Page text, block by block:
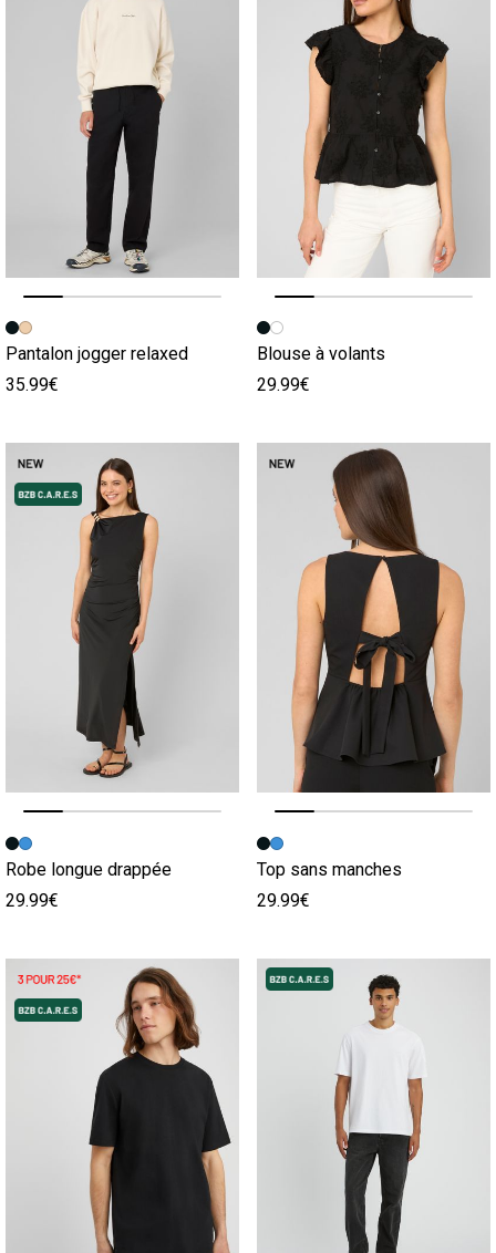
Image précédente
Image suivante
Pantalon jogger relaxed
35.99€
Image précédente
Image suivante
Blouse à volants
29.99€
Image précédente
Image suivante
Robe longue drappée
29.99€
Image précédente
Image suivante
Top sans manches
29.99€